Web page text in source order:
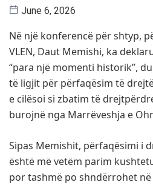
June 6, 2026
Në një konferencë për shtyp,
VLEN, Daut Memishi, ka
“para një momenti historik”,
të ligjit për përfaqësim të
e cilësoi si zbatim të
burojnë nga Marrëveshja e
Sipas Memishit, përfaqësimi i
është më vetëm parim
por tashmë po shndërrohet